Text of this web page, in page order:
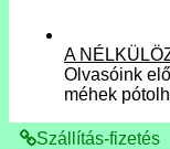
A
Olvasóink
méhek
Szállítás-fizetés